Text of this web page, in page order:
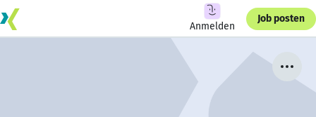
Anmelden
Job posten